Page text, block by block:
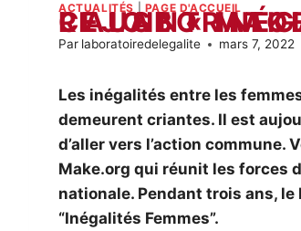
ACTUALITÉS PAGE D'ACCUEIL
LE LABORATOIRE DE L’EGALITÉ REJOINT
Par laboratoiredelegalite mars 7, 2022
Les inégalités entre les
demeurent criantes. Il est
d’aller vers l’action commune.
Make.org qui réunit les forces
nationale. Pendant trois ans,
“Inégalités Femmes”.